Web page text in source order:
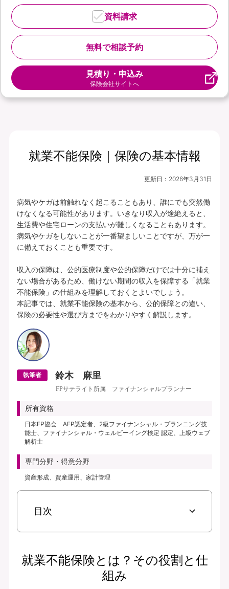
無料で相談予約
資料請求
見積り・申込み
保険会社サイトへ
就業不能保険｜保険の基本情報
更新日： 2026年3月31日
病気やケガは前触れなく起こることもあり、誰にでも突然働
けなくなる可能性があります。いきなり収入が途絶えると、
生活費や住宅ローンの支払いが難しくなることもあります。
病気やケガをしないことが一番望ましいことですが、万が一
に備えておくことも重要です。
収入の保障は、公的医療制度や公的保障だけでは十分に補え
ない場合があるため、働けない期間の収入を保障する「就業
不能保険」の仕組みを理解しておくとよいでしょう。
本記事では、就業不能保険の基本から、公的保障との違い、
執筆者 鈴木 麻里
FPサテライト所属 ファイナンシャルプランナー
所有資格
日本FP協会 AFP認定者、2級ファイナンシャル・プランニング技
能士、ファイナンシャル・ウェルビーイング検定 認定、上級ウェブ
解析士
専門分野・得意分野
資産形成、資産運用、家計管理
目次
就業不能保険とは？その役割と仕
組み